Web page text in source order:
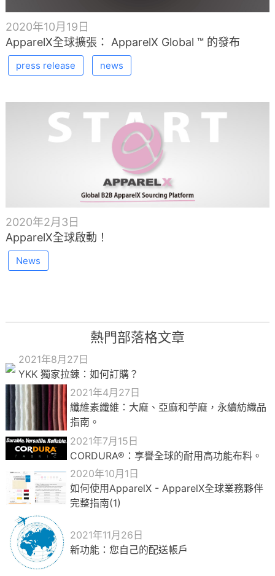
2020年10月19日
ApparelX全球擴張： ApparelX Global ™ 的發布
press release news
2020年2月3日
ApparelX全球啟動！
News
熱門部落格文章
2021年8月27日
YKK 獨家拉鍊：如何訂購？
2021年4月27日
纖維素纖維：大麻、亞麻和苧麻，永續紡織品
指南。
2021年7月15日
CORDURA®：享譽全球的耐用高功能布料。
2020年10月1日
如何使用ApparelX - ApparelX全球業務夥伴
完整指南(1)
2021年11月26日
新功能：您自己的配送帳戶